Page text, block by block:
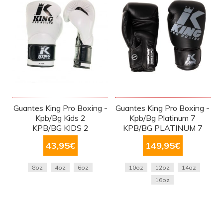
Guantes King Pro Boxing -
Kpb/Bg Kids 2
KPB/BG KIDS 2
43,95€
8oz 4oz 6oz
Guantes King Pro Boxing -
Kpb/Bg Platinum 7
KPB/BG PLATINUM 7
149,95€
10oz 12oz
14oz
16oz